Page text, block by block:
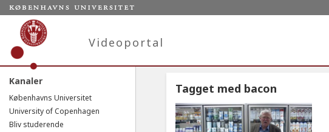
Videoportal
Kanaler
Københavns Universitet
University of Copenhagen
Bliv studerende
Tagget med bacon